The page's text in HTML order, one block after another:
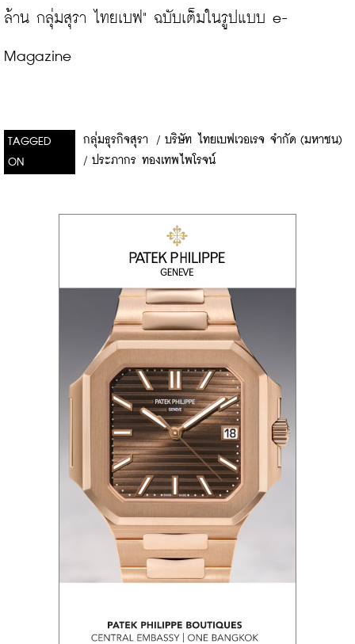
ล้าน กลุ่มสุรา ไทยเบฟ" ฉบับเต็มในรูปแบบ e-
Magazine
TAGGED
ON
กลุ่มธุรกิจสุรา / บริษัท ไทยเบฟเวอเรจ จำกัด (มหาชน)
/ ประภากร ทองเทพไพโรจน์